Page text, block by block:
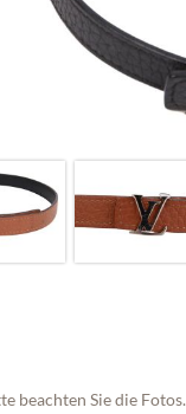
beachten Sie die Fotos.